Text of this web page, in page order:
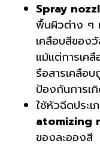
Spray
พื้นผิวต่าง ๆ
เคลือบสีของ
แม้แต่การเค
รือสารเคลือ
ป้องกันการเ
ใช้หัวฉีดประเ
atomizing
ของละอองสี